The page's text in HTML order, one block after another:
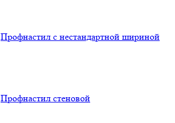
Профнастил с нестандартной шириной
Профнастил стеновой